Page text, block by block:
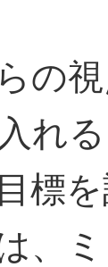
視
れ
標
ミ